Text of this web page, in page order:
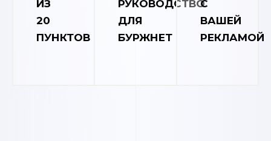
ИЗ
20
ПУНКТОВ
РУКОВОДСТВО
ДЛЯ
БУРЖНЕТ
С
ВАШЕЙ
РЕКЛАМОЙ